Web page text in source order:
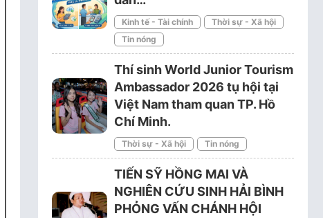
Kinh tế - Tài chính
Thời sự - Xã hội
Tin nóng
Thí sinh World Junior Tourism
Ambassador 2026 tụ hội tại
Việt Nam tham quan TP. Hồ
Chí Minh.
Thời sự - Xã hội Tin nóng
TIẾN SỸ HỒNG MAI VÀ
NGHIÊN CỨU SINH HẢI BÌNH
PHỎNG VẤN CHÁNH HỘI